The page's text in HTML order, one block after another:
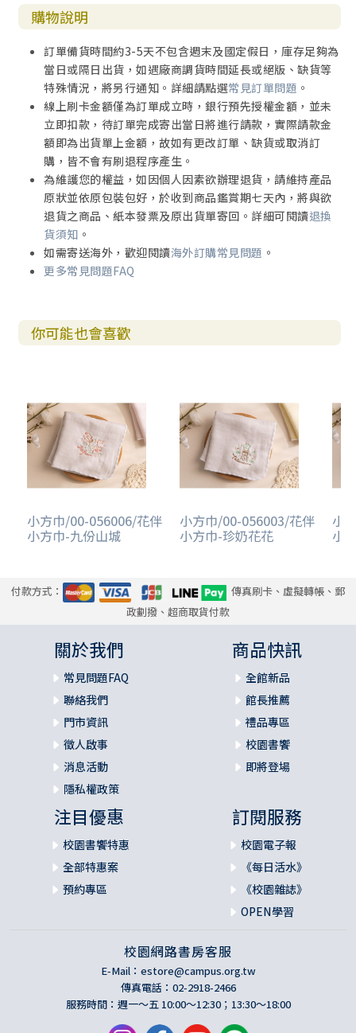
購物說明
訂單備貨時間約3-5天不包含週末及國定假日，庫存足夠為
當日或隔日出貨，如遇廠商調貨時間延長或絕版、缺貨等
特殊情況，將另行通知。詳細請點選常見訂單問題 。
線上刷卡金額僅為訂單成立時，銀行預先授權金額，並未
立即扣款，待訂單完成寄出當日將進行請款，實際請款金
額即為出貨單上金額，故如有更改訂單、缺貨或取消訂
購，皆不會有刷退程序產生。
為維護您的權益，如因個人因素欲辦理退貨，請維持產品
原狀並依原包裝包好，於收到商品鑑賞期七天內，將與欲
退貨之商品、紙本發票及原出貨單寄回。詳細可閱讀退換
貨須知 。
如需寄送海外，歡迎閱讀海外訂購常見問題 。
更多常見問題FAQ
你可能也會喜歡
小方巾/00-056006/花伴
小方巾-九份山城
小方巾/00-056003/花伴
小方巾-珍奶花花
小
小
付款方式：
傳真刷卡、虛擬轉帳、郵
政劃撥、超商取貨付款
關於我們
常見問題FAQ
聯絡我們
門市資訊
徵人啟事
消息活動
隱私權政策
商品快訊
全館新品
館長推薦
禮品專區
校園書饗
即將登場
注目優惠
校園書饗特惠
全部特惠案
預約專區
訂閱服務
校園電子報
《每日活水》
《校園雜誌》
OPEN學習
校園網路書房客服
E-Mail： estore@campus.org.tw
傳真電話：02-2918-2466
服務時間：週一～五 10:00～12:30；13:30～18:00